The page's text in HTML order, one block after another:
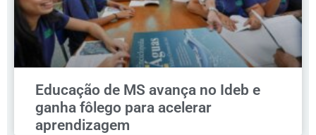
Educação de MS avança no Ideb e
ganha fôlego para acelerar
aprendizagem